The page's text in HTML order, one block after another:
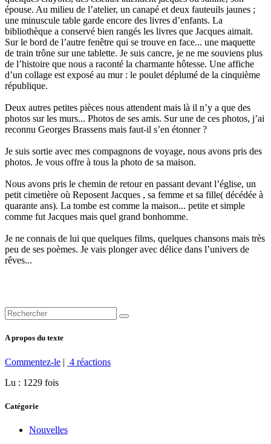
épouse. Au milieu de l’atelier, un canapé et deux fauteuils jaunes ;
une minuscule table garde encore des livres d’enfants. La
bibliothèque a conservé bien rangés les livres que Jacques aimait.
Sur le bord de l’autre fenêtre qui se trouve en face... une maquette
de train trône sur une tablette. Je suis cancre, je ne me souviens plus
de l’histoire que nous a raconté la charmante hôtesse. Une affiche
d’un collage est exposé au mur : le poulet déplumé de la cinquième
république.
Deux autres petites pièces nous attendent mais là il n’y a que des
photos sur les murs... Photos de ses amis. Sur une de ces photos, j’ai
reconnu Georges Brassens mais faut-il s’en étonner ?
Je suis sortie avec mes compagnons de voyage, nous avons pris des
photos. Je vous offre à tous la photo de sa maison.
Nous avons pris le chemin de retour en passant devant l’église, un
petit cimetière où Reposent Jacques , sa femme et sa fille( décédée à
quarante ans). La tombe est comme la maison... petite et simple
comme fut Jacques mais quel grand bonhomme.
Je ne connais de lui que quelques films, quelques chansons mais très
peu de ses poèmes. Je vais plonger avec délice dans l’univers de
rêves...
A propos du texte
Commentez-le | 4 réactions
Lu : 1229 fois
Catégorie
Nouvelles